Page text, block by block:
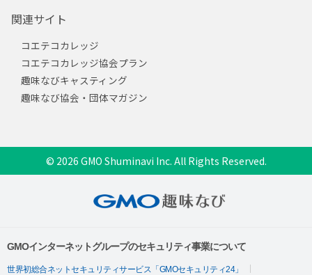
関連サイト
コエテコカレッジ
コエテコカレッジ協会プラン
趣味なびキャスティング
趣味なび協会・団体マガジン
© 2026 GMO Shuminavi Inc. All Rights Reserved.